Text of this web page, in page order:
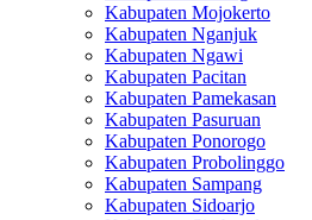
Kabupaten Mojokerto
Kabupaten Nganjuk
Kabupaten Ngawi
Kabupaten Pacitan
Kabupaten Pamekasan
Kabupaten Pasuruan
Kabupaten Ponorogo
Kabupaten Probolinggo
Kabupaten Sampang
Kabupaten Sidoarjo